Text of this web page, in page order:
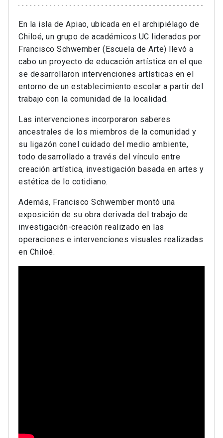
En la isla de Apiao, ubicada en el archipiélago de
Chiloé, un grupo de académicos UC liderados por
Francisco Schwember (Escuela de Arte) llevó a
cabo un proyecto de educación artística en el que
se desarrollaron intervenciones artísticas en el
entorno de un establecimiento escolar a partir del
trabajo con la comunidad de la localidad.
Las intervenciones incorporaron saberes
ancestrales de los miembros de la comunidad y
su ligazón conel cuidado del medio ambiente,
todo desarrollado a través del vínculo entre
creación artística, investigación basada en artes y
estética de lo cotidiano.
Además, Francisco Schwember montó una
exposición de su obra derivada del trabajo de
investigación-creación realizado en las
operaciones e intervenciones visuales realizadas
en Chiloé.